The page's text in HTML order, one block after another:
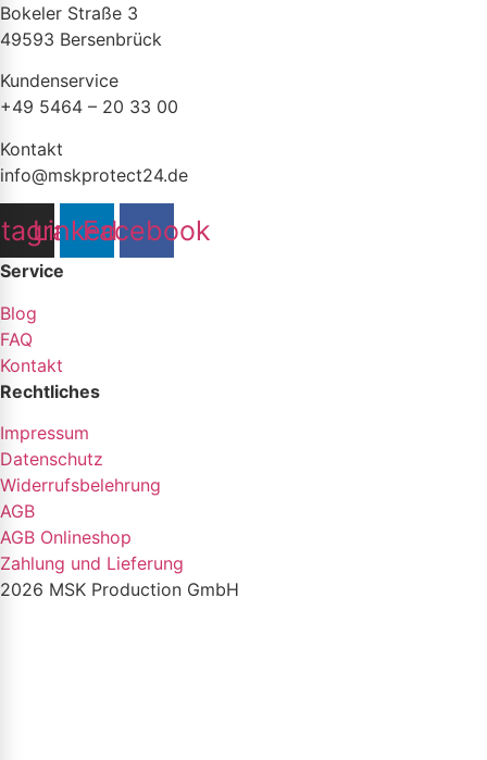
Bokeler Straße 3
49593 Bersenbrück
Kundenservice
+49 5464 – 20 33 00
Kontakt
info@mskprotect24.de
Linkedin
Facebook
Service
Blog
FAQ
Kontakt
Rechtliches
Impressum
Datenschutz
Widerrufsbelehrung
AGB
AGB Onlineshop
Zahlung und Lieferung
2026 MSK Production GmbH